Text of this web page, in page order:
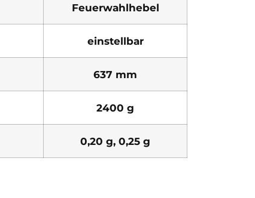
Feuerwahlhebel
einstellbar
637 mm
2400 g
0,20 g, 0,25 g